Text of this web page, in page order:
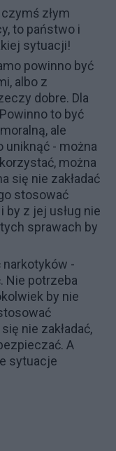
złym
to państwo i
sytuacji!
powinno być
albo z
dobre. Dla
to być
ale
uniknąć - można
można
się nie zakładać
stosować
z jej usług nie
sprawach by
narkotyków -
Nie potrzeba
by nie
nie zakładać,
A
sytuacje